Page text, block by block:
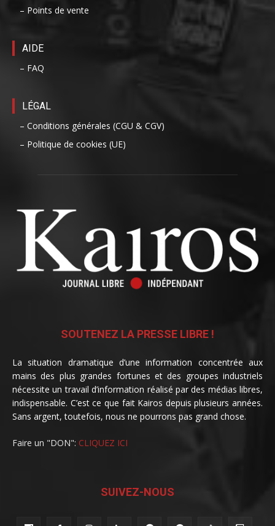
– Points de vente
AIDE
– FAQ
LÉGAL
– Conditions générales (CGU & CGV)
– Politique de cookies (UE)
SOUTENEZ LA PRESSE LIBRE !
La situation dramatique d’une information concentrée aux
mains des plus grandes fortunes et des groupes industriels
nécessite un travail d’information réalisé par des médias libres,
indispensable. C’est ce que fait Kairos depuis plusieurs années.
Sans argent, toutefois, nous ne pourrons pas grand chose.
Faire un "DON": CLIQUEZ ICI
SUIVEZ-NOUS